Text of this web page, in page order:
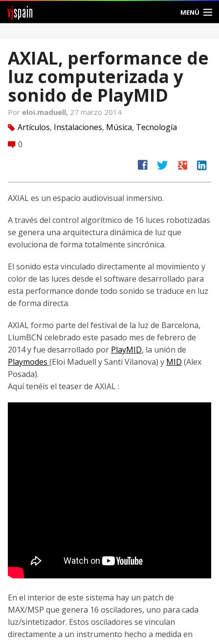
vjspain MENÚ
Foros
Noticias
Ayuda
Crear Cuenta
AXIAL, performance de
luz computerizada y
sonido de PlayMID
Por eloi.maduell, 27 marzo 2014
tag Artículos, Instalaciones, Música, Tecnología
comment 0
facebook twitter google linkedin
AXIAL es un espacio audiovisual inmersivo.
A través del control algorítmico de 16 luces robotizadas
se genera una arquitectura dinámica de luz que
evoluciona de forma totalmente sincrónica.
El sonido esta vinculado directamente al movimiento y
color de las luces desde el software desarrollado para
esta performance donde todo sonido se traduce en luz
de forma directa.
AXIAL formo parte del festival de la luz de Barcelona,
LlumBCN celebrado este pasado mes de febrero de
2014 y fue desarrollado por PlayMID, la unión de
Playmodes (Eloi Maduell y Santi Vilanova) y MID (Alex
Posada).
Aquí tenéis el teaser de AXIAL :
En el interior de este sistema hay un patch de
MAX/MSP que genera 16 osciladores, uno para cada
luz/sintetizador. Estos osciladores se vinculan
directamente a un instrumento hecho a medida en